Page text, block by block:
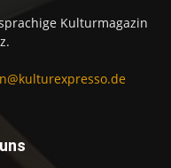
Kulturmagazin